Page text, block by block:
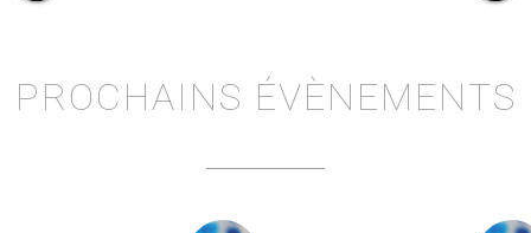
PROCHAINS ÉVÈNEMENTS